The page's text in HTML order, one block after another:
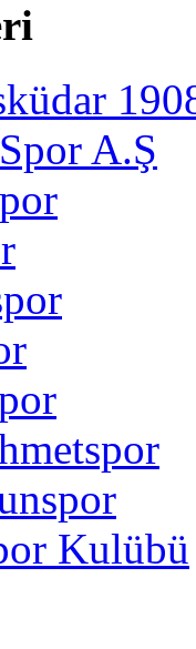
A.Ş
Kulübü